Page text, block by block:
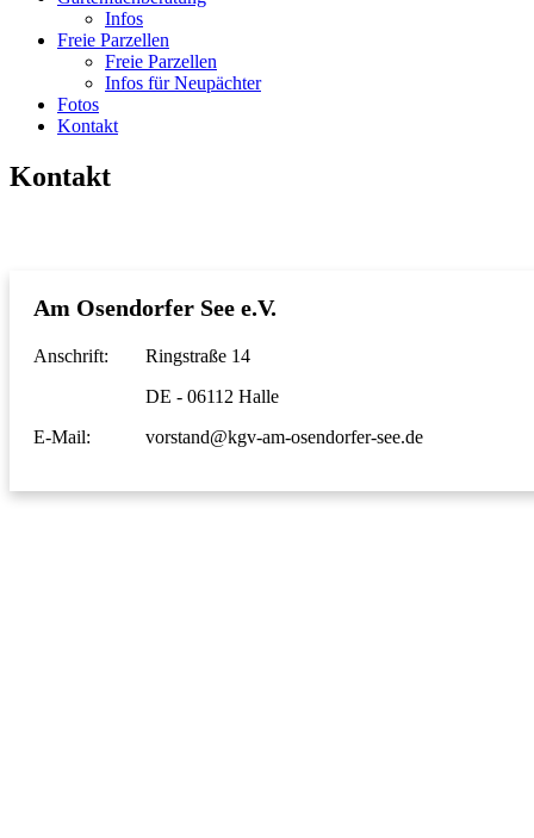
Infos
Freie Parzellen
Freie Parzellen
Infos für Neupächter
Fotos
Kontakt
Kontakt
Am Osendorfer See e.V.
Anschrift:
Ringstraße 14
DE - 06112 Halle
E-Mail:
vorstand@kgv-am-osendorfer-see.de